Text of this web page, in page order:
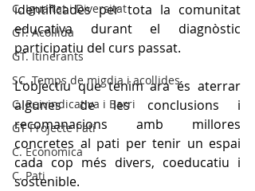
C. Igualtat i Diversitat
GT. Acollida
GT. Itinerants
SC. Temps de migdia i acollides
C. Reivindicativa i Barri
GT Projecte Pati
C. Economica
C. Pati
identificades per tota la comunitat
educativa durant el diagnòstic
participatiu del curs passat.
L'objectiu que tenim ara és aterrar
algunes de les conclusions i
recomanacions amb millores
concretes al pati per tenir un espai
cada cop més divers, coeducatiu i
sostenible.